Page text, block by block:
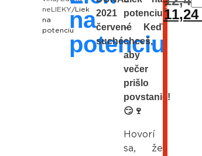
neLIEKY/ Liek
na
potenciuna
potenciu
2021
červené
suché
potenciu
– Keď
chceš,
aby
večer
prišlo
povstanie!
😏🍷
Hovorí
sa, že
☀️
11,24